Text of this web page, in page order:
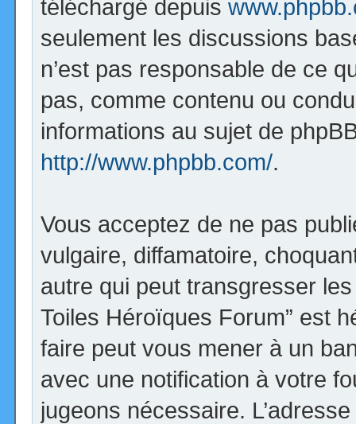
téléchargé depuis
seulement les discussions
n’est pas responsable de ce
pas, comme contenu ou
informations au sujet de
http://www.phpbb.com/.
Vous acceptez de ne pas
vulgaire, diffamatoire,
autre qui peut transgresser
Toiles Héroïques Forum” est
faire peut vous mener à un
avec une notification à votre
jugeons nécessaire.